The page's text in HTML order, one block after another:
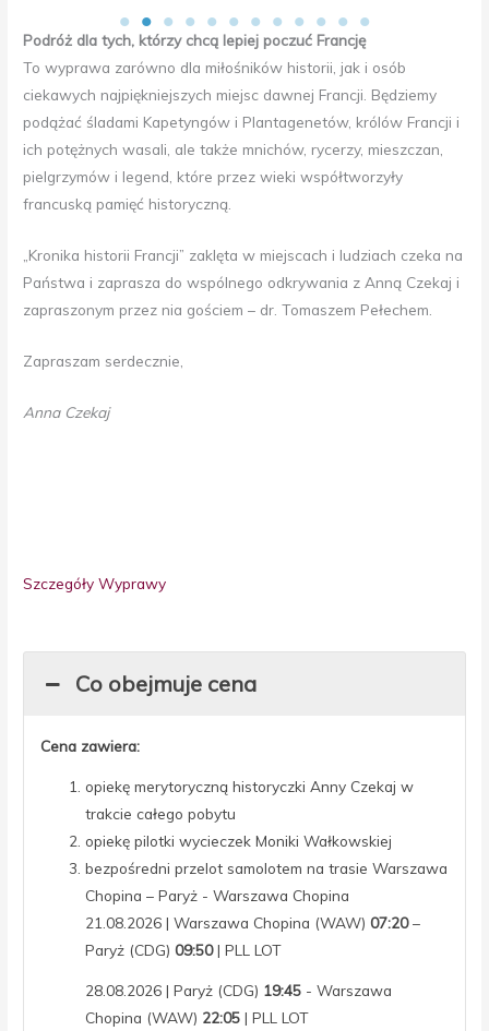
Podróż dla tych, którzy chcą lepiej poczuć Francję
To wyprawa zarówno dla miłośników historii, jak i osób
ciekawych najpiękniejszych miejsc dawnej Francji. Będziemy
podążać śladami Kapetyngów i Plantagenetów, królów Francji i
ich potężnych wasali, ale także mnichów, rycerzy, mieszczan,
pielgrzymów i legend, które przez wieki współtworzyły
francuską pamięć historyczną.
„Kronika historii Francji” zaklęta w miejscach i ludziach czeka na
Państwa i zaprasza do wspólnego odkrywania z Anną Czekaj i
zapraszonym przez nia gościem – dr. Tomaszem Pełechem.
Zapraszam serdecznie,
Anna Czekaj
Szczegóły Wyprawy
Co obejmuje cena
Cena zawiera:
opiekę merytoryczną historyczki Anny Czekaj w
trakcie całego pobytu
opiekę pilotki wycieczek Moniki Wałkowskiej
bezpośredni przelot samolotem na trasie Warszawa
Chopina – Paryż - Warszawa Chopina
21.08.2026 | Warszawa Chopina (WAW)07:20–
Paryż (CDG)09:50| PLL LOT
28.08.2026 | Paryż (CDG) 19:45 - Warszawa
Chopina (WAW) 22:05 | PLL LOT